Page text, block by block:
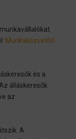
Munkaközvetítő
és a
álláskeresők
az
A